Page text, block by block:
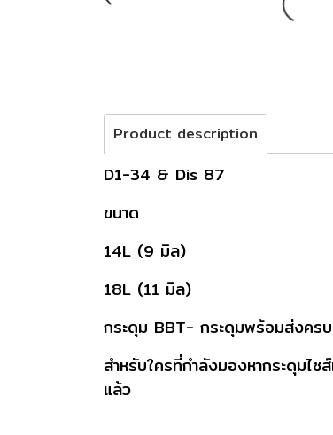
Product description
D1-34 & Dis 87
ขนาด
14L (9 มิล)
18L (11 มิล)
กระดุม BBT- กระดุมพร้อมส่งครบเ
สำหรับใครที่กำลังมองหากระดุมไ
แล้ว